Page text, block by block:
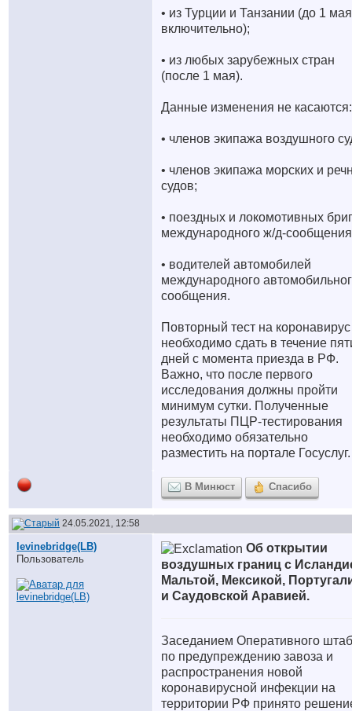
• из Турции и Танзании (до 1 мая
включительно);
• из любых зарубежных стран
(после 1 мая).
Данные изменения не касаются:
• членов экипажа воздушного
• членов экипажа морских и
судов;
• поездных и локомотивных
международного ж/д-
• водителей автомобилей
международного
сообщения.
Повторный тест на коронавирус
необходимо сдать в течение
дней с момента приезда в РФ.
Важно, что после первого
исследования должны пройти
минимум сутки. Полученные
результаты ПЦР-тестирования
необходимо обязательно
разместить на портале Госуслуг.
В Минюст Спасибо
24.05.2021, 12:58
levinebridge(LB)
Пользователь
Об открытии
воздушных границ с
Мальтой, Мексикой,
и Саудовской Аравией.
Заседанием Оперативного
по предупреждению завоза и
распространения новой
коронавирусной инфекции на
территории РФ принято